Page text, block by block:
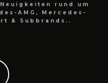
rund um
AMG, Mercedes-
& Subbrands..